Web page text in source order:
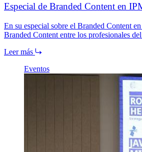
Especial de Branded Content en
En su especial sobre el Branded Content
Branded Content entre los profesionales
Leer más
Eventos